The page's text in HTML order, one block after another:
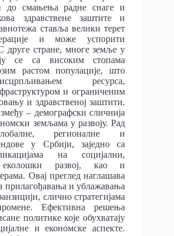
до смањења радне снаге и
здравствене заштите и
ставља велики терет
и може успорити
друге стране, многе земље у
се са високим стопама
растом популације, што
ресурса,
и ограниченим
и здравственој заштити.
– демографски сличнија
земљама у развоју. Рад
регионалне и
у Србији, заједно са
на социјални,
развој, као и
Овај преглед наглашава
прилагођавања и ублажавања
слично стратегијама
Ефективна решења
политике које обухватају
и економске аспекте.